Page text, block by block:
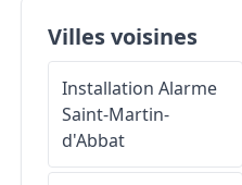
Villes voisines
Installation Alarme
Saint-Martin-
d'Abbat